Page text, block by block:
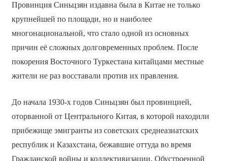
Провинция Синьцзян издавна была в Китае не только
крупнейшей по площади, но и наиболее
многонациональной, что стало одной из основных
причин её сложных долговременных проблем. После
покорения Восточного Туркестана китайцами местные
жители не раз восставали против их правления.
До начала 1930-х годов Синьцзян был провинцией,
оторванной от Центрального Китая, в которой находили
прибежище эмигранты из советских среднеазиатских
республик и Казахстана, бежавшие оттуда во время
Гражданской войны и коллективизации. Обустроенной